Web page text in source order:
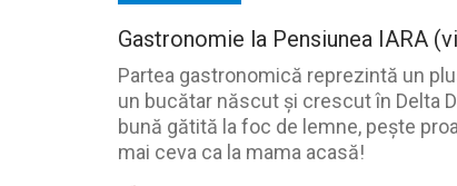
Gastronomie la Pensiunea IARA
Partea gastronomică reprezintă un
un bucătar născut și crescut în Delta
bună gătită la foc de lemne, pește
mai ceva ca la mama acasă!